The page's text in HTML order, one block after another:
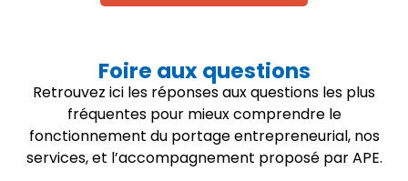
Foire aux questions
Retrouvez ici les réponses aux questions les plus
fréquentes pour mieux comprendre le
fonctionnement du portage entrepreneurial, nos
services, et l’accompagnement proposé par APE.